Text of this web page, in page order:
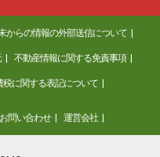
からの情報の外部送信について
不動産情報に関する免責事項
税に関する表記について
お問い合わせ 運営会社